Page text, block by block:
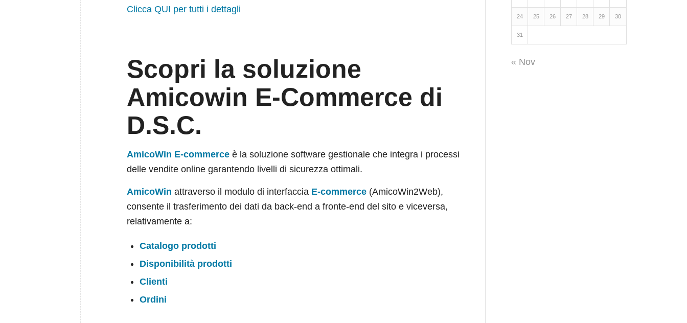
Clicca QUI per tutti i dettagli
Scopri la soluzione
Amicowin E-Commerce di
D.S.C.
AmicoWin E-commerceè la soluzione software gestionale che integra i processi
delle vendite online garantendo livelli di sicurezza ottimali.
AmicoWinattraverso il modulo di interfaccia E-commerce (AmicoWin2Web),
consente il trasferimento dei dati da back-end a fronte-end del sito e viceversa,
relativamente a:
Catalogo prodotti
Disponibilità prodotti
Clienti
Ordini
24 25 26 27 28 29 30
31
« Nov